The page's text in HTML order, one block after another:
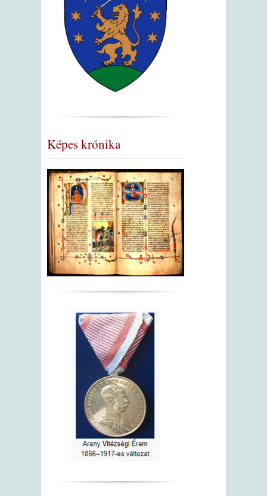
Képes krónika